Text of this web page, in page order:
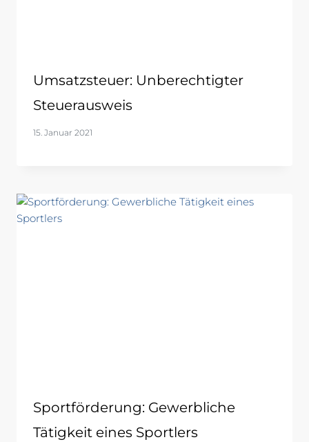
Umsatzsteuer: Unberechtigter
Steuerausweis
15. Januar 2021
Sportförderung: Gewerbliche
Tätigkeit eines Sportlers